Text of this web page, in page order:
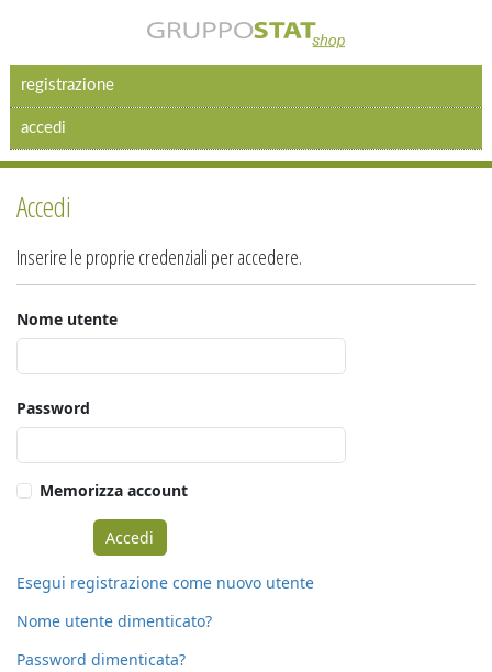
registrazione
accedi
Accedi
Inserire le proprie credenziali per accedere.
Nome utente
Password
Memorizza account
Esegui registrazione come nuovo utente
Nome utente dimenticato?
Password dimenticata?